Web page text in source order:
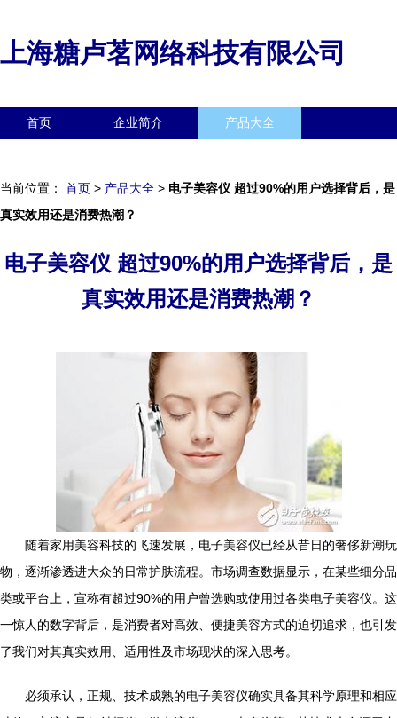
上海糖卢茗网络科技有限公司
首页 企业简介 产品大全
当前位置： 首页 > 产品大全 > 电子美容仪 超过90%的用户选择背后，是
真实效用还是消费热潮？
电子美容仪 超过90%的用户选择背后，是
真实效用还是消费热潮？
随着家用美容科技的飞速发展，电子美容仪已经从昔日的奢侈新潮玩
物，逐渐渗透进大众的日常护肤流程。市场调查数据显示，在某些细分品
类或平台上，宣称有超过90%的用户曾选购或使用过各类电子美容仪。这
一惊人的数字背后，是消费者对高效、便捷美容方式的迫切追求，也引发
了我们对其真实效用、适用性及市场现状的深入思考。
必须承认，正规、技术成熟的电子美容仪确实具备其科学原理和相应